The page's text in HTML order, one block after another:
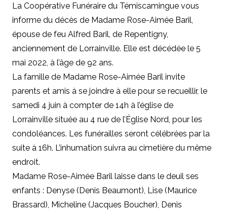
La Coopérative Funéraire du Témiscamingue vous
informe du décès de Madame Rose-Aimée Baril,
épouse de feu Alfred Baril, de Repentigny,
anciennement de Lorrainville. Elle est décédée le 5
mai 2022, à l’âge de 92 ans.
La famille de Madame Rose-Aimée Baril invite
parents et amis à se joindre à elle pour se recueillir, le
samedi 4 juin à compter de 14h à l’église de
Lorrainville située au 4 rue de l’Église Nord, pour les
condoléances. Les funérailles seront célébrées par la
suite à 16h. L’inhumation suivra au cimetière du même
endroit.
Madame Rose-Aimée Baril laisse dans le deuil ses
enfants : Denyse (Denis Beaumont), Lise (Maurice
Brassard), Micheline (Jacques Boucher), Denis